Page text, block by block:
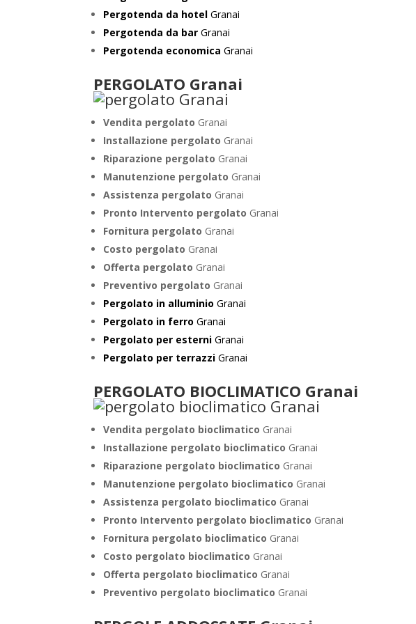
Pergotenda da hotel Granai
Pergotenda da bar Granai
Pergotenda economica Granai
PERGOLATO Granai
Vendita pergolato Granai
Installazione pergolato Granai
Riparazione pergolato Granai
Manutenzione pergolato Granai
Assistenza pergolato Granai
Pronto Intervento pergolato Granai
Fornitura pergolato Granai
Costo pergolato Granai
Offerta pergolato Granai
Preventivo pergolato Granai
Pergolato in alluminio Granai
Pergolato in ferro Granai
Pergolato per esterni Granai
Pergolato per terrazzi Granai
PERGOLATO BIOCLIMATICO Granai
Vendita pergolato bioclimatico Granai
Installazione pergolato bioclimatico Granai
Riparazione pergolato bioclimatico Granai
Manutenzione pergolato bioclimatico Granai
Assistenza pergolato bioclimatico Granai
Pronto Intervento pergolato bioclimatico Granai
Fornitura pergolato bioclimatico Granai
Costo pergolato bioclimatico Granai
Offerta pergolato bioclimatico Granai
Preventivo pergolato bioclimatico Granai